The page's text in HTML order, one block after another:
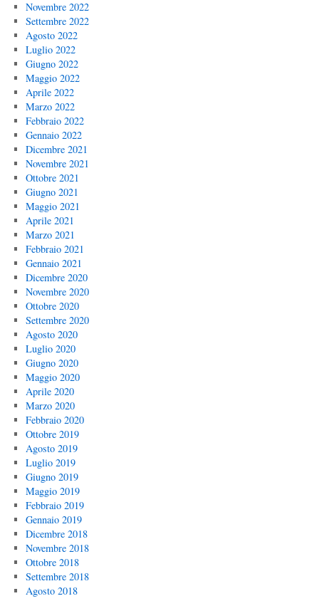
Novembre 2022
Settembre 2022
Agosto 2022
Luglio 2022
Giugno 2022
Maggio 2022
Aprile 2022
Marzo 2022
Febbraio 2022
Gennaio 2022
Dicembre 2021
Novembre 2021
Ottobre 2021
Giugno 2021
Maggio 2021
Aprile 2021
Marzo 2021
Febbraio 2021
Gennaio 2021
Dicembre 2020
Novembre 2020
Ottobre 2020
Settembre 2020
Agosto 2020
Luglio 2020
Giugno 2020
Maggio 2020
Aprile 2020
Marzo 2020
Febbraio 2020
Ottobre 2019
Agosto 2019
Luglio 2019
Giugno 2019
Maggio 2019
Febbraio 2019
Gennaio 2019
Dicembre 2018
Novembre 2018
Ottobre 2018
Settembre 2018
Agosto 2018